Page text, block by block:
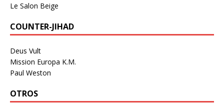
Le Salon Beige
COUNTER-JIHAD
Deus Vult
Mission Europa K.M.
Paul Weston
OTROS